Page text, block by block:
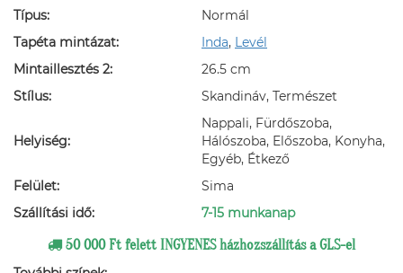
Típus:
Normál
Tapéta mintázat:
Inda, Levél
Mintaillesztés 2:
26.5 cm
Stílus:
Skandináv, Természet
Helyiség:
Nappali, Fürdőszoba,
Hálószoba, Előszoba, Konyha,
Egyéb, Étkező
Felület:
Sima
Szállítási idő:
7-15 munkanap
50 000 Ft felett INGYENES házhozszállítás a GLS-el